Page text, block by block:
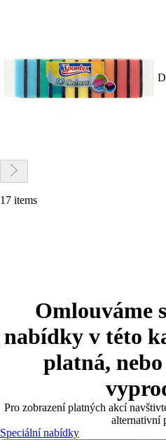
17 items
Omlouváme
nabídky v této
platná,
Pro zobrazení platných akcí
alternativní
Speciální nabídky